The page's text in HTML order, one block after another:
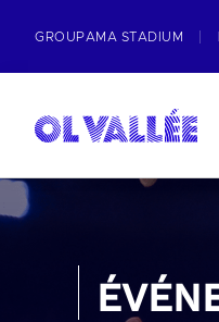
GROUPAMA STADIUM